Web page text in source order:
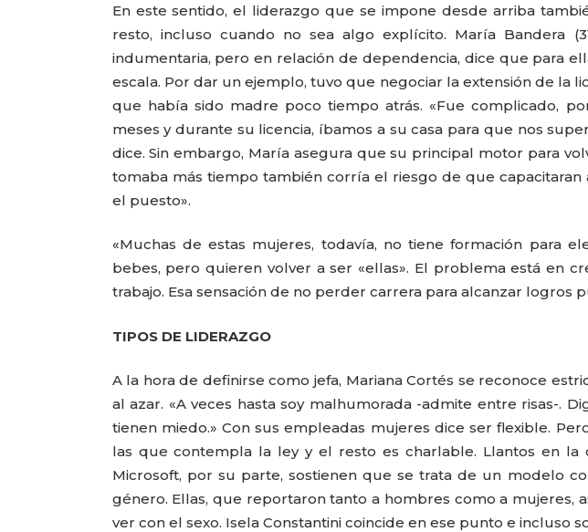
En este sentido, el liderazgo que se impone desde arriba
resto, incluso cuando no sea algo explícito. María Bandera
indumentaria, pero en relación de dependencia, dice que para
escala. Por dar un ejemplo, tuvo que negociar la extensión de la
que había sido madre poco tiempo atrás. «Fue complicado,
meses y durante su licencia, íbamos a su casa para que nos
dice. Sin embargo, María asegura que su principal motor para
tomaba más tiempo también corría el riesgo de que
el puesto».
«Muchas de estas mujeres, todavía, no tiene formación para
bebes, pero quieren volver a ser «ellas». El problema está en
trabajo. Esa sensación de no perder carrera para alcanzar logros
TIPOS DE LIDERAZGO
A la hora de definirse como jefa, Mariana Cortés se reconoce
al azar. «A veces hasta soy malhumorada -admite entre risas-.
tienen miedo.» Con sus empleadas mujeres dice ser flexible.
las que contempla la ley y el resto es charlable. Llantos en la
Microsoft, por su parte, sostienen que se trata de un modelo
género. Ellas, que reportaron tanto a hombres como a mujeres,
ver con el sexo. Isela Constantini coincide en ese punto e incluso